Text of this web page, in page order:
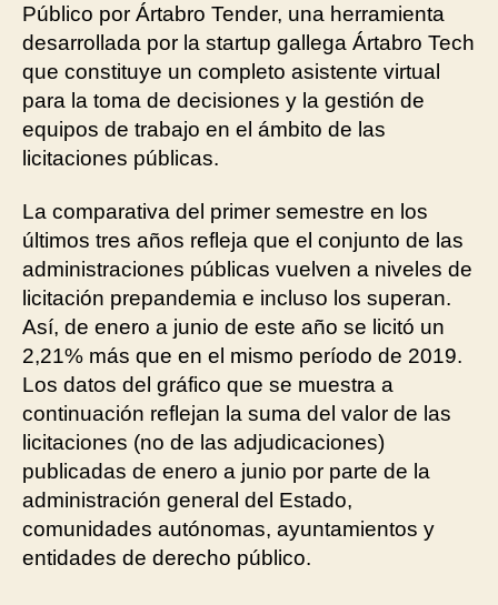
Público por Ártabro Tender, una herramienta
desarrollada por la startup gallega Ártabro Tech
que constituye un completo asistente virtual
para la toma de decisiones y la gestión de
equipos de trabajo en el ámbito de las
licitaciones públicas.
La comparativa del primer semestre en los
últimos tres años refleja que el conjunto de las
administraciones públicas vuelven a niveles de
licitación prepandemia e incluso los superan.
Así, de enero a junio de este año se licitó un
2,21% más que en el mismo período de 2019.
Los datos del gráfico que se muestra a
continuación reflejan la suma del valor de las
licitaciones (no de las adjudicaciones)
publicadas de enero a junio por parte de la
administración general del Estado,
comunidades autónomas, ayuntamientos y
entidades de derecho público.